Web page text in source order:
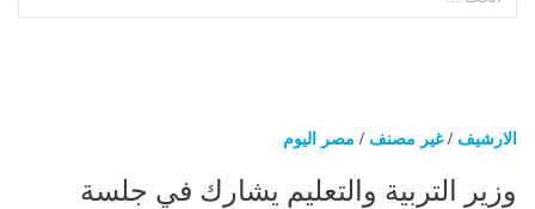
الارشيف /غير مصنف / مصر اليوم
وزير التربية والتعليم يشارك في جلسة